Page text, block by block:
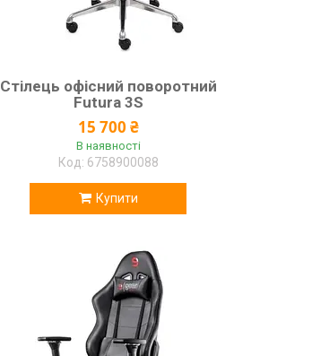
Стілець офісний поворотний
Futura 3S
15 700 ₴
В наявності
6758900088
Купити